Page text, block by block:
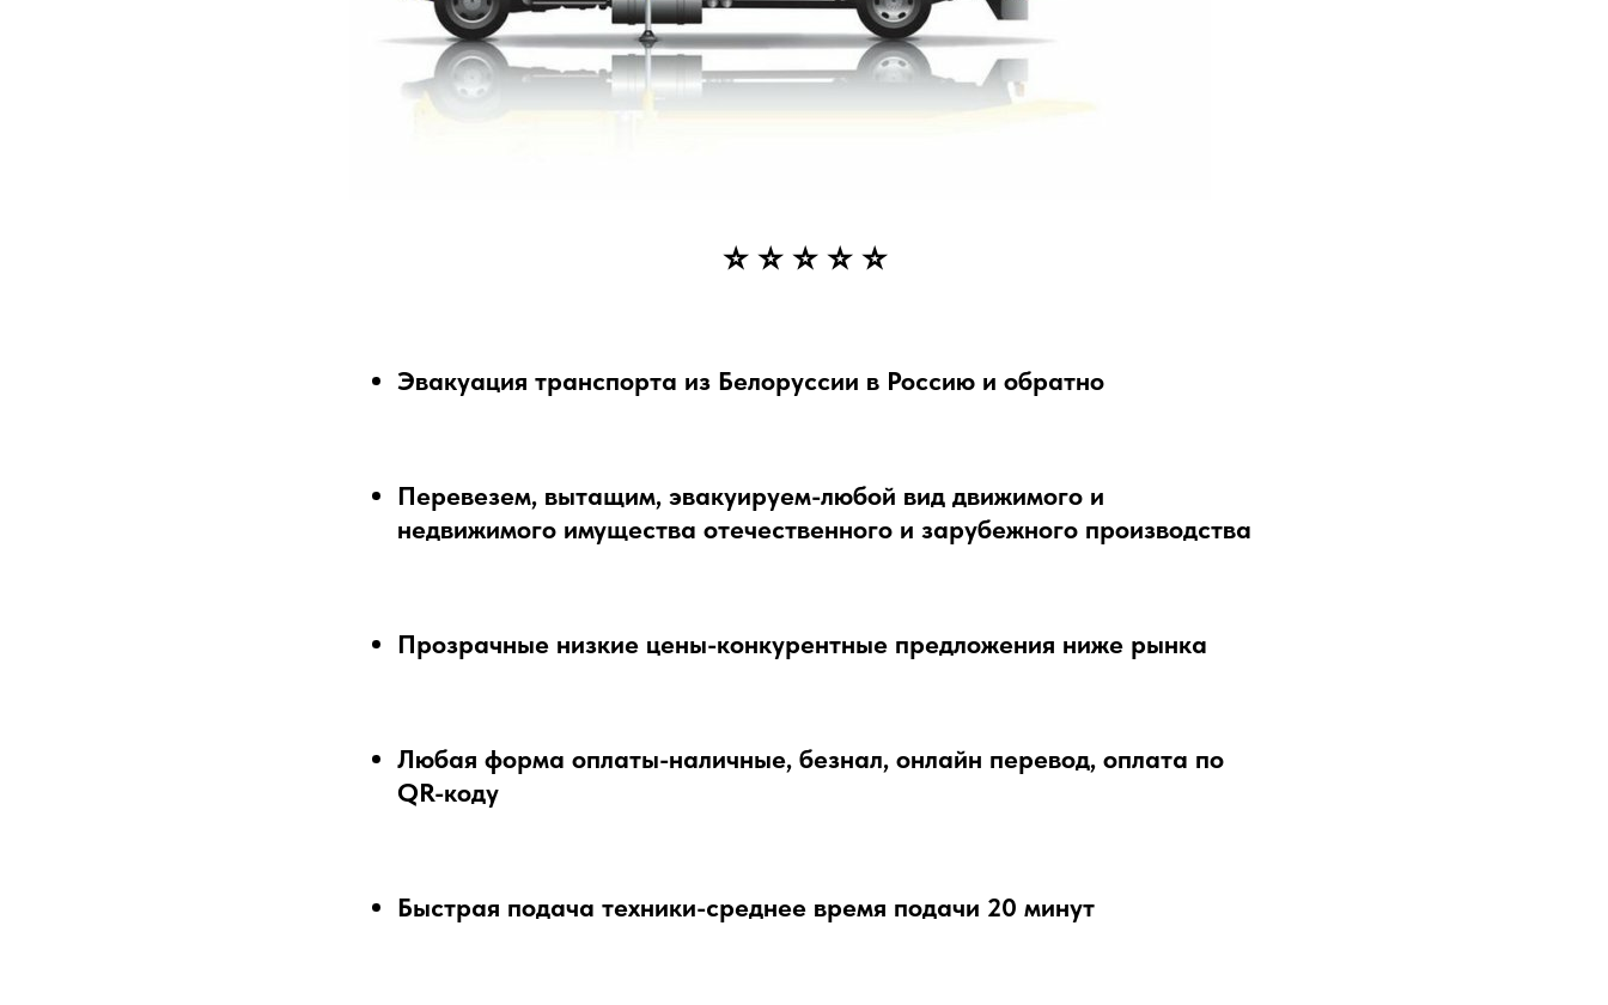
⭐ ⭐ ⭐ ⭐ ⭐
Эвакуация транспорта из Белоруссии в Россию и обратно
Перевезем, вытащим, эвакуируем-любой вид движимого и
недвижимого имущества отечественного и зарубежного производства
Прозрачные низкие цены-конкурентные предложения ниже рынка
Любая форма оплаты-наличные, безнал, онлайн перевод, оплата по
QR-коду
Быстрая подача техники-среднее время подачи 20 минут